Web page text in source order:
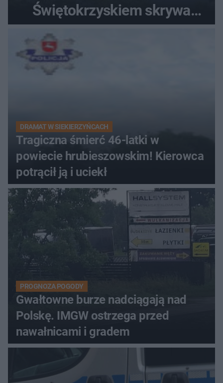
Świętokrzyskiem skrywa
zabytki, bywał tu nawet król
DRAMAT W SIEKIERZYŃCACH
Tragiczna śmierć 46-latki w
powiecie hrubieszowskim! Kierowca
potrącił ją i uciekł
PROGNOZA POGODY
Gwałtowne burze nadciągają nad
Polskę. IMGW ostrzega przed
nawałnicami i gradem